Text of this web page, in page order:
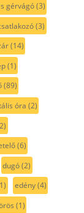
gérvágó(3)
(3)
(14)
(1)
(89)
óra (2)
(6)
dugó(2)
edény(4)
(1)